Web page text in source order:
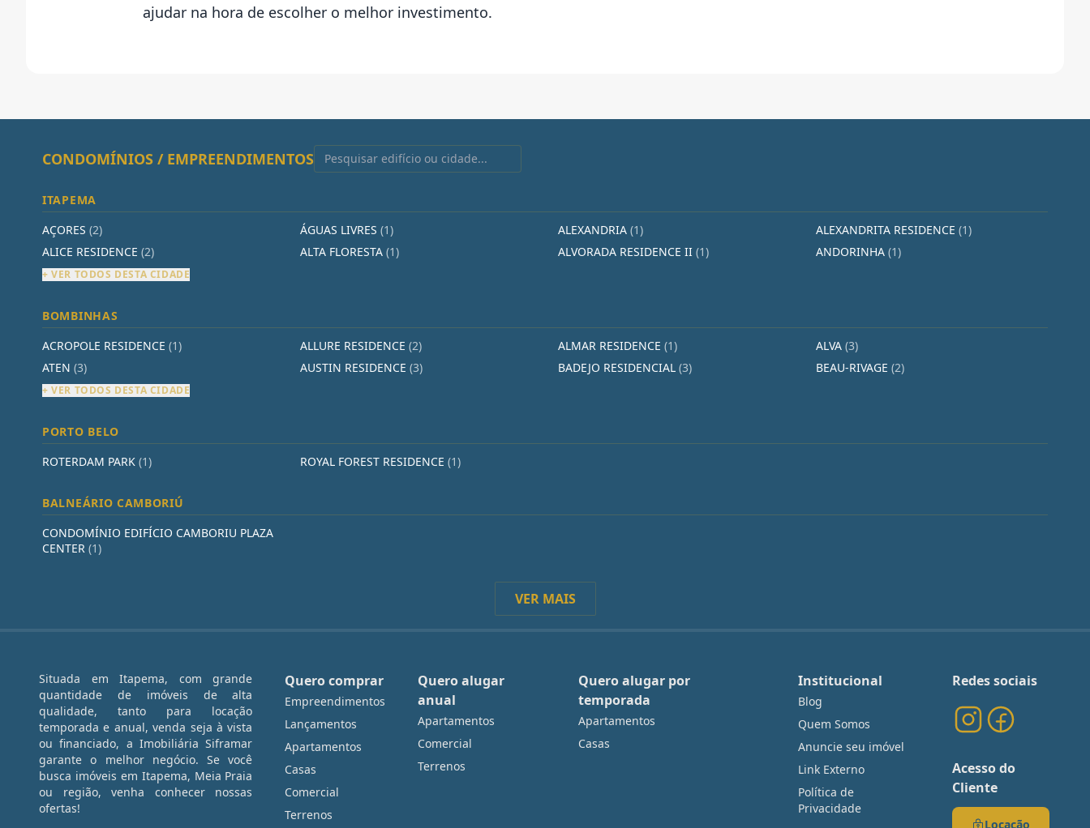
ajudar na hora de escolher o melhor investimento.
CONDOMÍNIOS / EMPREENDIMENTOS
ITAPEMA
AÇORES (2) ÁGUAS LIVRES (1) ALEXANDRIA (1) ALEXANDRITA RESIDENCE (1)
ALICE RESIDENCE (2) ALTA FLORESTA (1) ALVORADA RESIDENCE II (1) ANDORINHA (1)
+ VER TODOS DESTA CIDADE
BOMBINHAS
ACROPOLE RESIDENCE (1) ALLURE RESIDENCE (2) ALMAR RESIDENCE (1) ALVA (3)
ATEN (3) AUSTIN RESIDENCE (3) BADEJO RESIDENCIAL (3) BEAU-RIVAGE (2)
+ VER TODOS DESTA CIDADE
PORTO BELO
ROTERDAM PARK (1) ROYAL FOREST RESIDENCE (1)
BALNEÁRIO CAMBORIÚ
CONDOMÍNIO EDIFÍCIO CAMBORIU PLAZA
CENTER (1)
VER MAIS
Situada em Itapema, com grande
quantidade de imóveis de alta
qualidade, tanto para locação
temporada e anual, venda seja à vista
ou financiado, a Imobiliária Siframar
garante o melhor negócio. Se você
busca imóveis em Itapema, Meia Praia
ou região, venha conhecer nossas
ofertas!
Quero comprar
Empreendimentos
Lançamentos
Apartamentos
Casas
Comercial
Terrenos
Quero alugar
anual
Apartamentos
Comercial
Terrenos
Quero alugar por
temporada
Apartamentos
Casas
Institucional
Blog
Quem Somos
Anuncie seu imóvel
Link Externo
Política de
Privacidade
Redes sociais
Acesso do
Cliente
Locação